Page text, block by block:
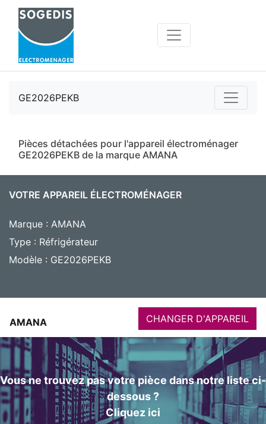
GE2026PEKB
Pièces détachées pour l'appareil électroménager
GE2026PEKB de la marque AMANA
VOTRE APPAREIL ÉLECTROMÉNAGER
Marque : AMANA
Type : Réfrigérateur
Modèle : GE2026PEKB
AMANA CHANGER D'APPAREIL
Vous ne trouvez pas votre pièce dans notre liste ci-
dessous ?
Cliquez ici